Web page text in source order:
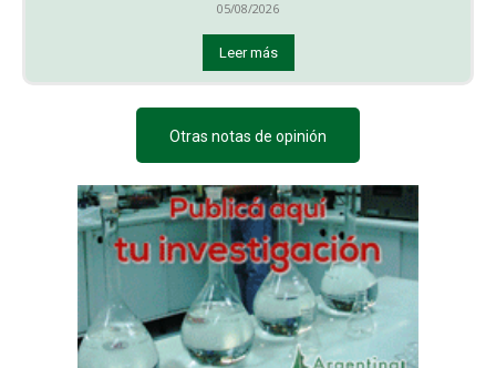
05/08/2026
Leer más
Otras notas de opinión